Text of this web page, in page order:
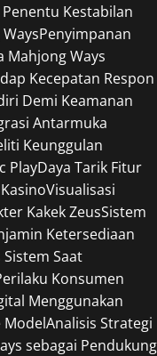
Kestabilan
Penyimpanan
Mahjong Ways
Kecepatan Respon
Demi Keamanan
Antarmuka
Keunggulan
PlayDaya Tarik Fitur
Visualisasi
Kakek ZeusSistem
Ketersediaan
Saat
Konsumen
Menggunakan
ModelAnalisis Strategi
sebagai Pendukung